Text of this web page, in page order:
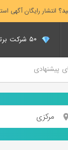
انتشار رایگان آگهی استخدام در ۲۵ استان و
پیشنهادی
مرکزی